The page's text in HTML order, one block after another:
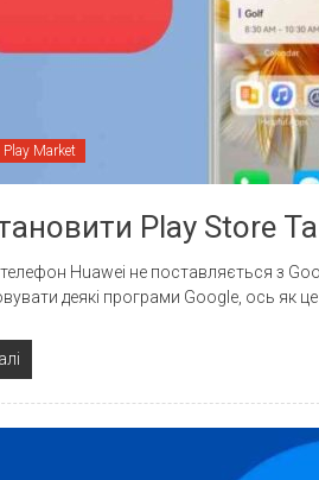
Play Market
Play Store
Huawei не поставляється з
деякі програми Google, ось як